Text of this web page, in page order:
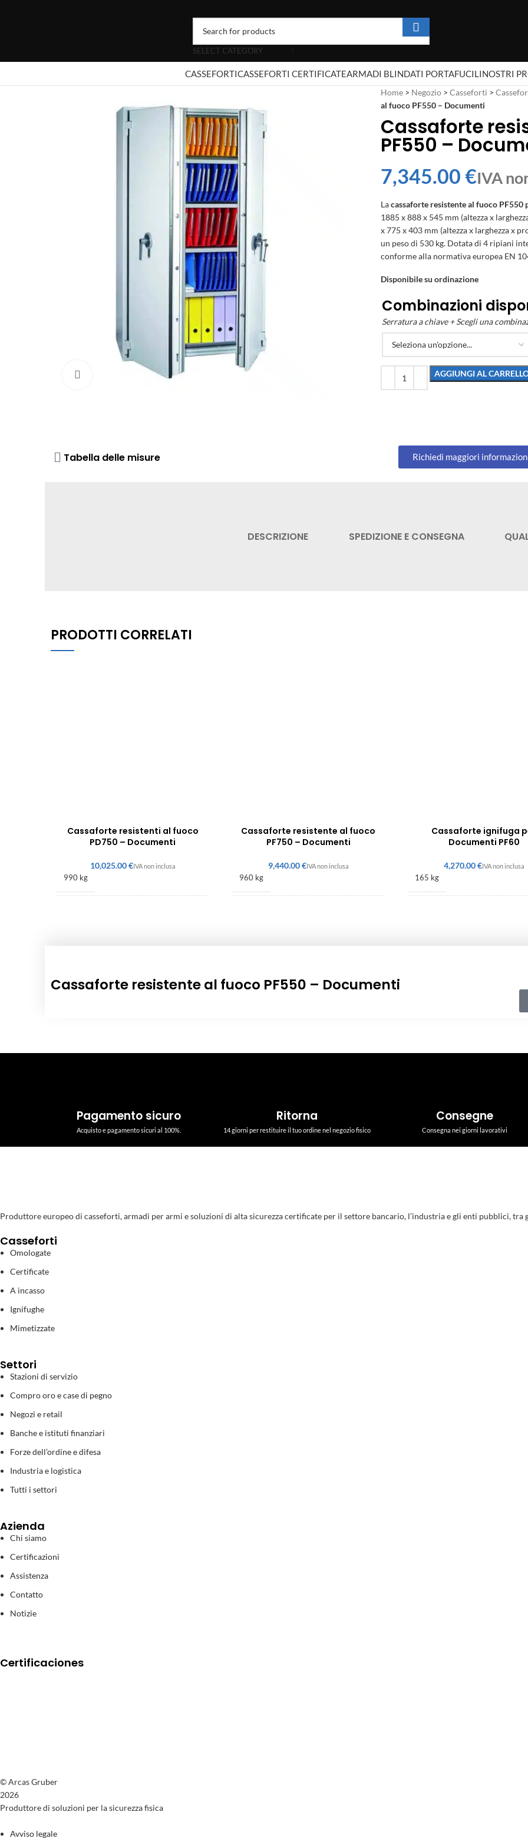
SELECT CATEGORY
CASSEFORTICASSEFORTI CERTIFICATEARMADI BLINDATI PORTAFUCILINOSTRI
Home > Negozio > Casseforti >
al fuoco PF550 – Documenti
Cassaforte
PF550 –
€
Lacassaforte resistente al fuoco PF550
1885 x 888 x 545 mm (altezza x
x 775 x 403 mm (altezza x larghezza x
un peso di 530 kg. Dotata di 4 ripiani
conforme alla normativa europea EN
Disponibile su ordinazione
Combinazioni
Serratura a chiave + Scegli una
AGGIUNGI AL
Tabella delle misure Richiedi maggiori
DESCRIZIONE SPEDIZIONE E CONSEGNA
PRODOTTI CORRELATI
Cassaforte resistenti al fuoco
PD750 – Documenti
€
990 kg
Cassaforte resistente al fuoco
PF750 – Documenti
€
960 kg
Cassaforte ignifuga
Documenti PF60
€
165 kg
Cassaforte resistente al fuoco PF550 – Documenti
Pagamento sicuro
Acquisto e pagamento sicuri al 100%.
Ritorna
14 giorni per restituire il tuo ordine nel negozio fisico
Consegne
Consegna nei giorni lavorativi
Produttore europeo di casseforti, armadi per armi e soluzioni di alta sicurezza certificate per il settore bancario, l’industria e gli enti pubblici, tra
Casseforti
Omologate
Certificate
A incasso
Ignifughe
Mimetizzate
Settori
Stazioni di servizio
Compro oro e case di pegno
Negozi e retail
Banche e istituti finanziari
Forze dell’ordine e difesa
Industria e logistica
Tutti i settori
Azienda
Chi siamo
Certificazioni
Assistenza
Contatto
Notizie
Certificaciones
© Arcas Gruber
2026
Produttore di soluzioni per la sicurezza fisica
Avviso legale